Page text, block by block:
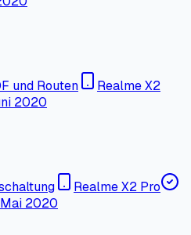
und Routen
Realme X2
2020
Realme X2 Pro
Mai 2020